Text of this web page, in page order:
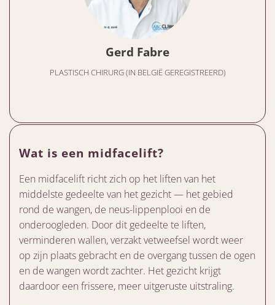
Gerd Fabre
PLASTISCH CHIRURG (IN BELGIË GEREGISTREERD)
Wat is een midfacelift?
Een midfacelift richt zich op het liften van het
middelste gedeelte van het gezicht — het gebied
rond de wangen, de neus-lippenplooi en de
onderoogleden. Door dit gedeelte te liften,
verminderen wallen, verzakt vetweefsel wordt weer
op zijn plaats gebracht en de overgang tussen de ogen
en de wangen wordt zachter. Het gezicht krijgt
daardoor een frissere, meer uitgeruste uitstraling.